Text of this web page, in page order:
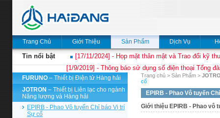
Trang Chủ Giới Thiệu Sản Phẩm Dịch Vụ
Tin nổi bật
[17/11/2024] - Họp mặt thân mật và Trao đổi kỹ
[1/9/2019] - Thông báo sử dụng số điện thoại Tổng
FURUNO – Thiết bị Điện tử Hàng hải
JOTRON – Thiết bị Liên lạc cho ngành
Năng lượng và Hàng hải
EPIRB - Phao Vô tuyến Chỉ báo Vị trí
Sự cố
Trang chủ > Sản Phẩm >
cố
EPIRB - Phao Vô tuyến
Giới thiệu EPIRB - Phao vô